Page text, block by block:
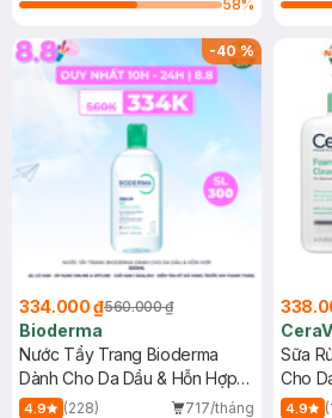
58%
-40%
334.000 ₫560.000 ₫
Bioderma
Nước Tẩy Trang Bioderma
Dành Cho Da Dầu & Hỗn Hợp
500ml
4.9 (228)
717/tháng
Sữa
Cho
473ml
4.9